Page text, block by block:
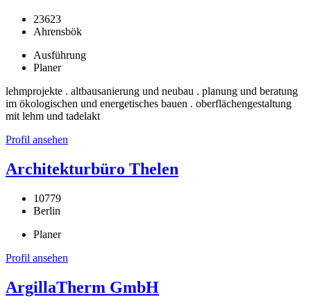
23623
Ahrensbök
Ausführung
Planer
lehmprojekte . altbausanierung und neubau . planung und beratung
im ökologischen und energetisches bauen . oberflächengestaltung
mit lehm und tadelakt
Profil ansehen
Architekturbüro Thelen
10779
Berlin
Planer
Profil ansehen
ArgillaTherm GmbH